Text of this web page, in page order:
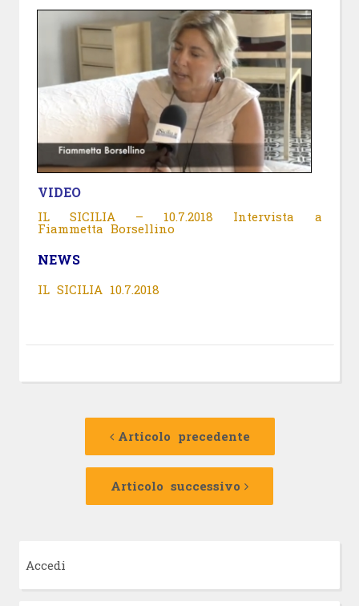
VIDEO
IL SICILIA – 10.7.2018 Intervista a
Fiammetta Borsellino
NEWS
IL SICILIA 10.7.2018
Navigazione
Articolo precedente
Articolo
Articolo successivo
Articolo
Accedi